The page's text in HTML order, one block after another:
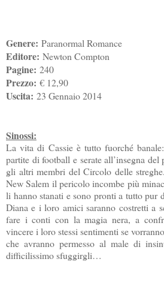
Genere: Paranormal Romance
Editore: Newton Compton
Pagine: 240
Prezzo: € 12,90
Uscita: 23 Gennaio 2014
Sinossi:
La vita di Cassie è tutto fuorché
partite di football e serate all’insegna
gli altri membri del Circolo delle
New Salem il pericolo incombe più
li hanno stanati e sono pronti a tutto pur
Diana e i loro amici saranno costretti a
fare i conti con la magia nera, a
vincere i loro stessi sentimenti se
che avranno permesso al male di
difficilissimo sfuggirgli…